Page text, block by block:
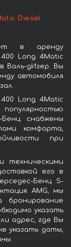
Diesel
в аренду
Long 4Matic
Валь-дИзер. Вы
автомобиля
Long 4Matic
популярностью
снабжены
комфорта,
при
техническими
его в
Бенц S-
AMG, мы
бронирование
указать
адрес, где Вы
указать даты,